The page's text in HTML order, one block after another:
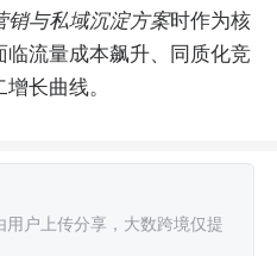
销与私域沉淀方案时作为核
流量成本飙升、同质化竞
长曲线。
户上传分享，大数跨境仅提